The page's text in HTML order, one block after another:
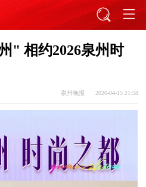
" 相约2026泉州时
泉州晚报 2026-04-15 21:58